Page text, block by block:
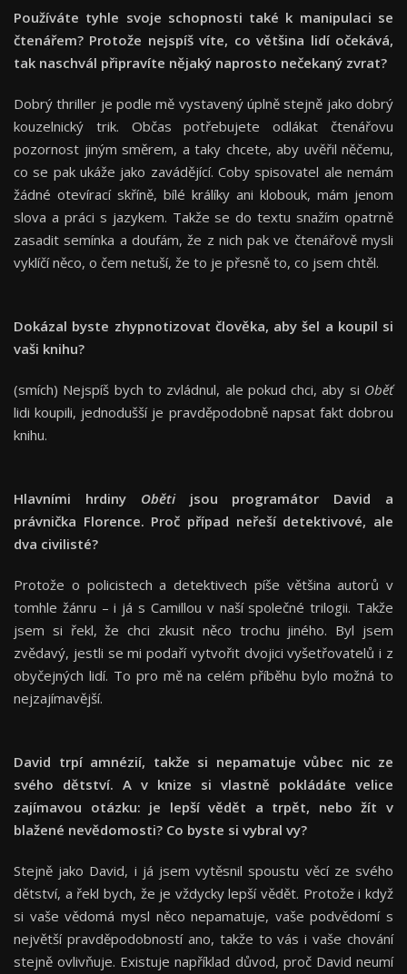
Používáte tyhle svoje schopnosti také k manipulaci se
čtenářem? Protože nejspíš víte, co většina lidí očekává,
tak naschvál připravíte nějaký naprosto nečekaný zvrat?
Dobrý thriller je podle mě vystavený úplně stejně jako dobrý
kouzelnický trik. Občas potřebujete odlákat čtenářovu
pozornost jiným směrem, a taky chcete, aby uvěřil něčemu,
co se pak ukáže jako zavádějící. Coby spisovatel ale nemám
žádné otevírací skříně, bílé králíky ani klobouk, mám jenom
slova a práci s jazykem. Takže se do textu snažím opatrně
zasadit semínka a doufám, že z nich pak ve čtenářově mysli
vyklíčí něco, o čem netuší, že to je přesně to, co jsem chtěl.
Dokázal byste zhypnotizovat člověka, aby šel a koupil si
vaši knihu?
(smích) Nejspíš bych to zvládnul, ale pokud chci, aby si Oběť
lidi koupili, jednodušší je pravděpodobně napsat fakt dobrou
knihu.
Hlavními hrdiny Obětijsou programátor David a
právnička Florence. Proč případ neřeší detektivové, ale
dva civilisté?
Protože o policistech a detektivech píše většina autorů v
tomhle žánru – i já s Camillou v naší společné trilogii. Takže
jsem si řekl, že chci zkusit něco trochu jiného. Byl jsem
zvědavý, jestli se mi podaří vytvořit dvojici vyšetřovatelů i z
obyčejných lidí. To pro mě na celém příběhu bylo možná to
nejzajímavější.
David trpí amnézií, takže si nepamatuje vůbec nic ze
svého dětství. A v knize si vlastně pokládáte velice
zajímavou otázku: je lepší vědět a trpět, nebo žít v
blažené nevědomosti? Co byste si vybral vy?
Stejně jako David, i já jsem vytěsnil spoustu věcí ze svého
dětství, a řekl bych, že je vždycky lepší vědět. Protože i když
si vaše vědomá mysl něco nepamatuje, vaše podvědomí s
největší pravděpodobností ano, takže to vás i vaše chování
stejně ovlivňuje. Existuje například důvod, proč David neumí